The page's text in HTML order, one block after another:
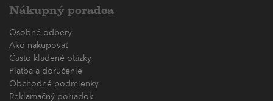
Nákupný poradca
Osobné odbery
Ako nakupovať
Často kladené otázky
Platba a doručenie
Obchodné podmienky
Reklamačný poriadok